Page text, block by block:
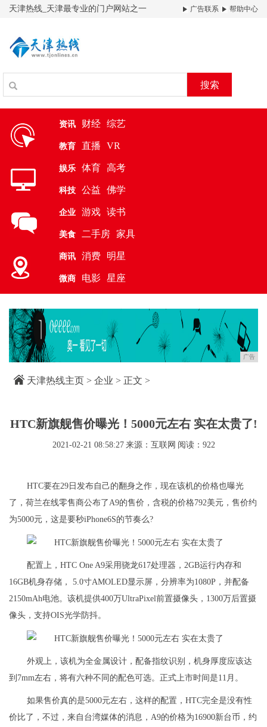
天津热线_天津最专业的门户网站之一 广告联系 帮助中心
搜索
资讯 财经 综艺
教育 直播 VR
娱乐 体育 高考
科技 公益 佛学
企业 游戏 读书
美食 二手房 家具
商讯 消费 明星
微商 电影 星座
广告
天津热线主页 > 企业 > 正文 >
HTC新旗舰售价曝光！5000元左右 实在太贵了!
2021-02-21 08:58:27 来源：互联网 阅读：922
HTC要在29日发布自己的翻身之作，现在该机的价格也曝光
了，荷兰在线零售商公布了A9的售价，含税的价格792美元，售价约
为5000元，这是要秒iPhone6S的节奏么?
配置上，HTC One A9采用骁龙617处理器，2GB运行内存和
16GB机身存储， 5.0寸AMOLED显示屏，分辨率为1080P，并配备
2150mAh电池。该机提供400万UltraPixel前置摄像头，1300万后置摄
像头，支持OIS光学防抖。
外观上，该机为全金属设计，配备指纹识别，机身厚度应该达
到7mm左右，将有六种不同的配色可选。正式上市时间是11月。
如果售价真的是5000元左右，这样的配置，HTC完全是没有性
价比了，不过，来自台湾媒体的消息，A9的价格为16900新台币，约